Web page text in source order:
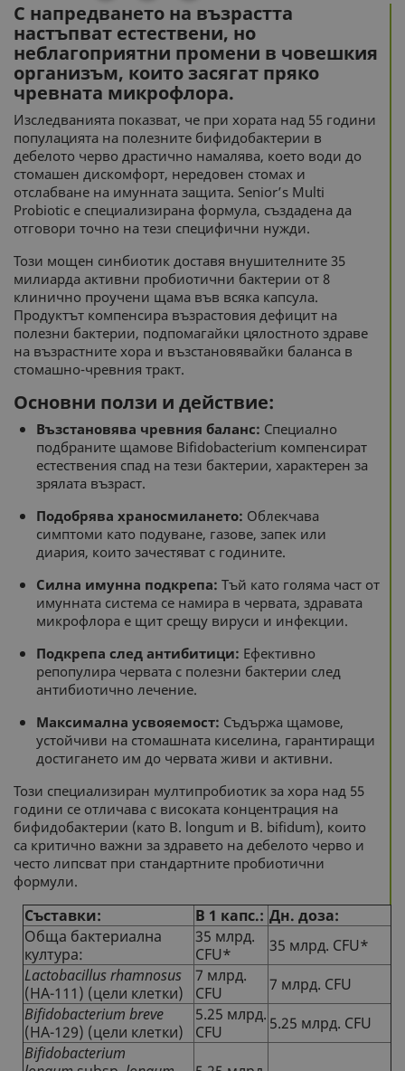
С напредването на възрастта
настъпват естествени, но
неблагоприятни промени в човешкия
организъм, които засягат пряко
чревната микрофлора.
Изследванията показват, че при хората над 55 години
популацията на полезните бифидобактерии в
дебелото черво драстично намалява, което води до
стомашен дискомфорт, нередовен стомах и
отслабване на имунната защита. Senior’s Multi
Probiotic е специализирана формула, създадена да
отговори точно на тези специфични нужди.
Този мощен синбиотик доставя внушителните 35
милиарда активни пробиотични бактерии от 8
клинично проучени щама във всяка капсула.
Продуктът компенсира възрастовия дефицит на
полезни бактерии, подпомагайки цялостното здраве
на възрастните хора и възстановявайки баланса в
стомашно-чревния тракт.
Основни ползи и действие:
Възстановява чревния баланс: Специално
подбраните щамове Bifidobacterium компенсират
естествения спад на тези бактерии, характерен за
зрялата възраст.
Подобрява храносмилането: Облекчава
симптоми като подуване, газове, запек или
диария, които зачестяват с годините.
Силна имунна подкрепа: Тъй като голяма част от
имунната система се намира в червата, здравата
микрофлора е щит срещу вируси и инфекции.
Подкрепа след антибитици: Ефективно
репопулира червата с полезни бактерии след
антибиотично лечение.
Максимална усвояемост: Съдържа щамове,
устойчиви на стомашната киселина, гарантиращи
достигането им до червата живи и активни.
Този специализиран мултипробиотик за хора над 55
години се отличава с високата концентрация на
бифидобактерии (като B. longum и B. bifidum), които
са критично важни за здравето на дебелото черво и
често липсват при стандартните пробиотични
формули.
Съставки: В 1 капс.: Дн. доза:
Обща бактериална
култура:
35 млрд.
CFU*
35 млрд. CFU*
Lactobacillus rhamnosus
(HA-111) (цели клетки)
7 млрд.
CFU
7 млрд. CFU
Bifidobacterium breve
(HA-129) (цели клетки)
5.25 млрд.
CFU
5.25 млрд. CFU
Bifidobacterium